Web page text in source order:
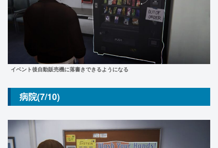
イベント後自動販売機に落書きできるようになる
病院(7/10)